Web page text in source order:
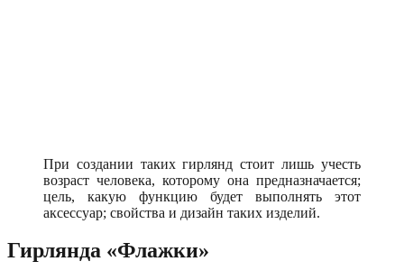
При создании таких гирлянд стоит лишь учесть
возраст человека, которому она предназначается;
цель, какую функцию будет выполнять этот
аксессуар; свойства и дизайн таких изделий.
Гирлянда «Флажки»